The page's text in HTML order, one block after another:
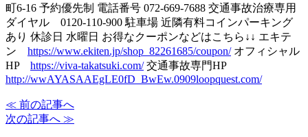
町6-16 予約優先制 電話番号 072-669-7688 交通事故治療専用
ダイヤル 0120-110-900 駐車場 近隣有料コインパーキング
あり 休診日 水曜日 お得なクーポンなどはこちら↓↓ エキテ
ン https://www.ekiten.jp/shop_82261685/coupon/オフィシャル
HP https://viva-takatsuki.com/交通事故専門HP
http://wwAYASAAEgLE0fD_BwEw.0909loopquest.com/
≪ 前の記事へ
次の記事へ ≫